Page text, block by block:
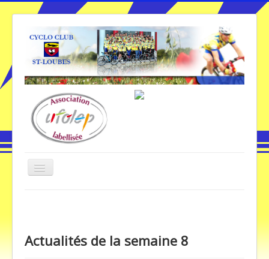
Basculer
la
Actualités de la semaine 8